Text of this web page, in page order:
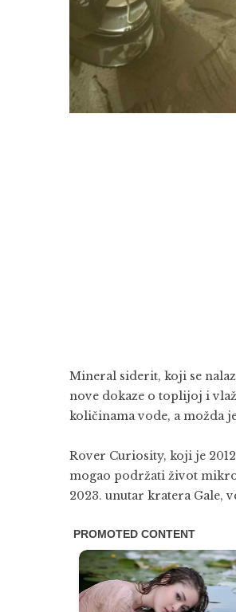
Mineral siderit, koji se
nove dokaze o toplijoj i
količinama vode, a možda
Rover Curiosity, koji je
mogao podržati život
2023. unutar kratera Gale,